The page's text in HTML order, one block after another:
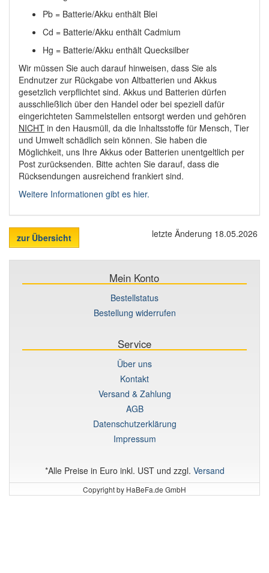
Pb = Batterie/Akku enthält Blei
Cd = Batterie/Akku enthält Cadmium
Hg = Batterie/Akku enthält Quecksilber
Wir müssen Sie auch darauf hinweisen, dass Sie als
Endnutzer zur Rückgabe von Altbatterien und Akkus
gesetzlich verpflichtet sind. Akkus und Batterien dürfen
ausschließlich über den Handel oder bei speziell dafür
eingerichteten Sammelstellen entsorgt werden und gehören
NICHT in den Hausmüll, da die Inhaltsstoffe für Mensch, Tier
und Umwelt schädlich sein können. Sie haben die
Möglichkeit, uns Ihre Akkus oder Batterien unentgeltlich per
Post zurücksenden. Bitte achten Sie darauf, dass die
Rücksendungen ausreichend frankiert sind.
Weitere Informationen gibt es hier.
zur Übersicht letzte Änderung 18.05.2026
Mein Konto
Bestellstatus
Bestellung widerrufen
Service
Über uns
Kontakt
Versand & Zahlung
AGB
Datenschutzerklärung
Impressum
*Alle Preise in Euro inkl. UST und zzgl. Versand
Copyright by HaBeFa.de GmbH